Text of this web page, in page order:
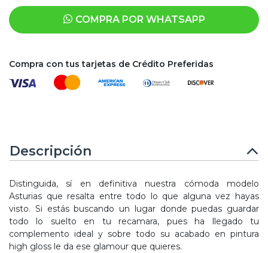
COMPRA POR WHATSAPP
Compra con tus tarjetas de Crédito Preferidas
Descripción
Distinguida, sí en definitiva nuestra cómoda modelo
Asturias que resalta entre todo lo que alguna vez hayas
visto. Si estás buscando un lugar donde puedas guardar
todo lo suelto en tu recamara, pues ha llegado tu
complemento ideal y sobre todo su acabado en pintura
high gloss le da ese glamour que quieres.